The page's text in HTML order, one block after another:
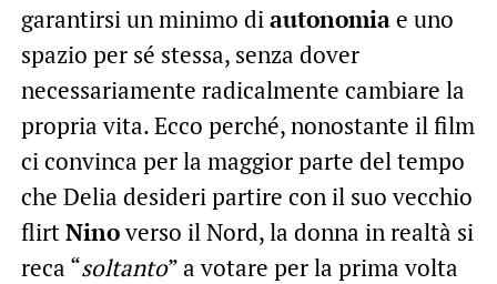
garantirsi un minimo diautonomiae uno
spazio per sé stessa, senza dover
necessariamente radicalmente cambiare la
propria vita. Ecco perché, nonostante il film
ci convinca per la maggior parte del tempo
che Delia desideri partire con il suo vecchio
flirtNinoverso il Nord, la donna in realtà si
reca “soltanto” a votare per la prima volta